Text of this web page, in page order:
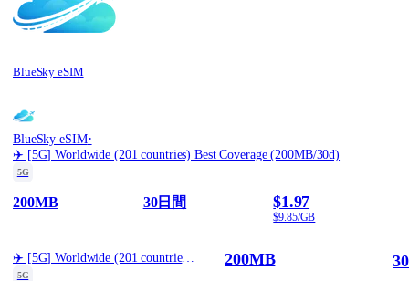
BlueSky eSIM
BlueSky eSIM·
✈️ [5G] Worldwide (201 countries) Best Coverage (200MB/30d)
5G
200MB 30日間 $1.97
$9.85/GB
✈️ [5G] Worldwide (201 countries) Best Coverage (200MB/30d)
5G
200MB